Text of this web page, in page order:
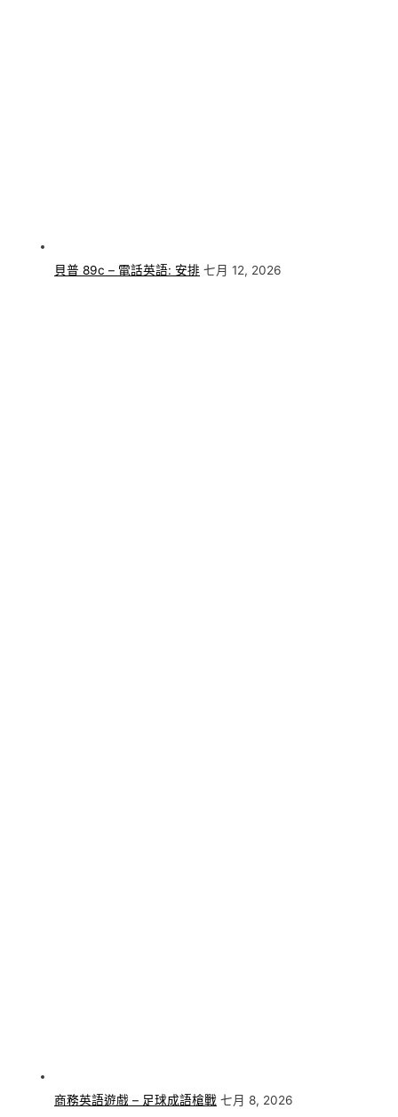
貝普 89c – 電話英語: 安排 七月 12, 2026
商務英語遊戲 – 足球成語槍戰 七月 8, 2026